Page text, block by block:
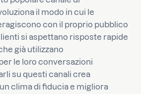
il modo in cui le
con il proprio pubblico
si aspettano risposte rapide
già utilizzano
le loro conversazioni
su questi canali crea
clima di fiducia e migliora